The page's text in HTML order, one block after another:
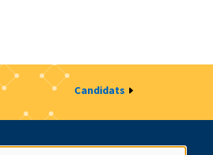
Candidats
Intranet